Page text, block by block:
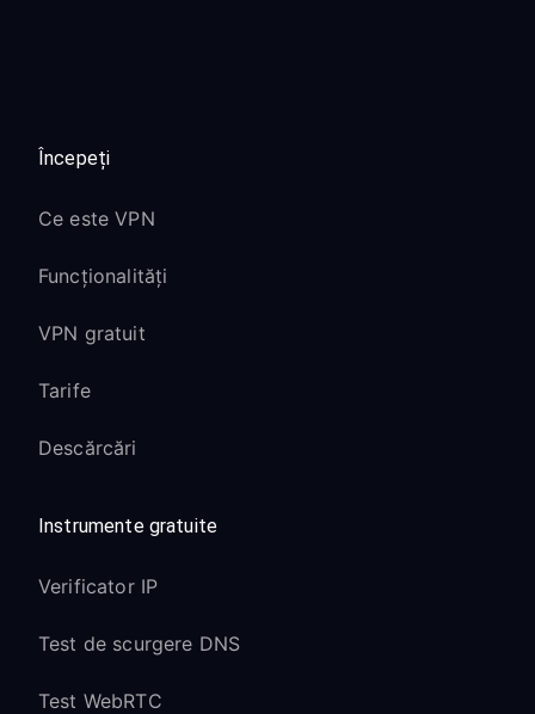
Începeți
Ce este VPN
Funcționalități
VPN gratuit
Tarife
Descărcări
Instrumente gratuite
Verificator IP
Test de scurgere DNS
Test WebRTC